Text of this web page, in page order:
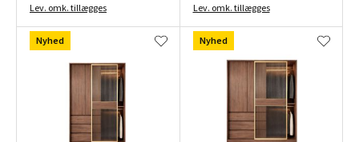
Lev. omk. tillægges Lev. omk. tillægges
Nyhed Nyhed